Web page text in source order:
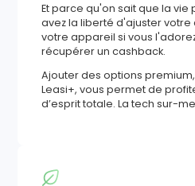
Et parce qu'on sait que la vie
avez la liberté d'ajuster votre
votre appareil si vous
récupérer un cashback.
Ajouter des options
Leasi+, vous permet de
d’esprit totale. La tech sur-